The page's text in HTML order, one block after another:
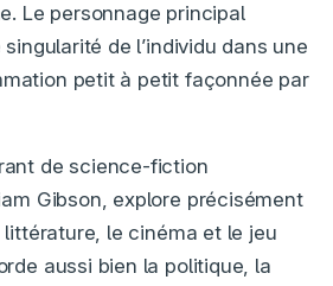
Le personnage principal
de l’individu dans une
petit à petit façonnée par
de science-fiction
Gibson, explore précisément
le cinéma et le jeu
aussi bien la politique, la